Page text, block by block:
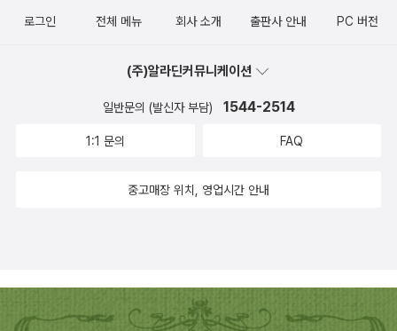
시간이 오늘은 조금 이상한데, 같은 느낌으로 오늘 아침부터 계속 빠
도는 아니었는데, 하면서 오후가 되었을 때는 조금 더 빠르고, 지금은
더 빨라지는 느낌. 시간도 가속도가 되나? 같은 기분이 되는데, 한 시
이라도 매번 조금씩 느낌은 다릅니다. 공부를 할 때의 한 시간은 진짜
들을 때면, 언제 끝나나, 같은 생각을 하다보니, 한 시간만 지나도 아
지도 모르지만, 가끔은 아무것도 안 하고 멍하고 있는 걸 좋아하기도
해서, 어쩐지 게으름의 시간도 하루에 한 시간은 필요한 것 같기도 하
로그인 전체 메뉴 회사 소개 출판사 안내 PC 버전
(주)알라딘커뮤니케이션
일반문의 (발신자 부담) 1544-2514
1:1 문의 FAQ
중고매장 위치, 영업시간 안내